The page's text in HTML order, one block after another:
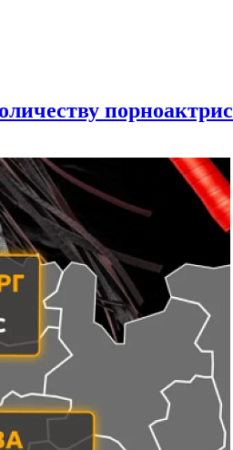
порноактрис